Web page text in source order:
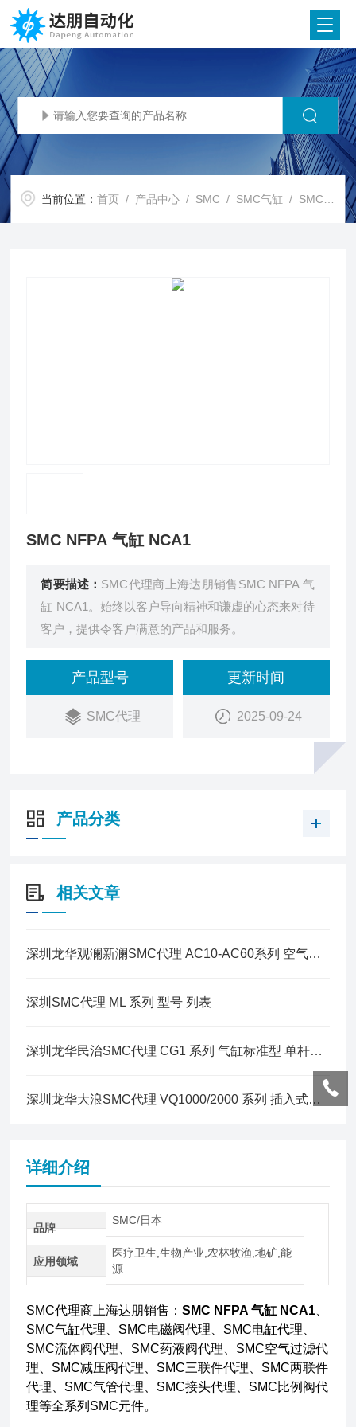
当前位置：首页 / 产品中心 / SMC / SMC气缸 / SMC代理SMC NFPA 气缸 NCA1
SMC NFPA 气缸 NCA1
简要描述： SMC代理商上海达朋销售SMC NFPA 气
缸 NCA1。始终以客户导向精神和谦虚的心态来对待
客户，提供令客户满意的产品和服务。
产品型号
SMC代理
更新时间
2025-09-24
产品分类
相关文章
深圳龙华观澜新澜SMC代理 AC10-AC60系列 空气组合元件
深圳SMC代理 ML 系列 型号 列表
深圳龙华民治SMC代理 CG1 系列 气缸标准型 单杆双作用
深圳龙华大浪SMC代理 VQ1000/2000 系列 插入式组件
详细介绍
品牌
SMC/日本
应用领域
医疗卫生,生物产业,农林牧渔,地矿,能
源
SMC代理商上海达朋销售：SMC NFPA 气缸 NCA1
SMC气缸代理、SMC电磁阀代理、SMC电缸代理、
SMC流体阀代理、SMC药液阀代理、SMC空气过滤代
理、SMC减压阀代理、SMC三联件代理、SMC两联件
代理、SMC气管代理、SMC接头代理、SMC比例阀代
理等全系列SMC元件。